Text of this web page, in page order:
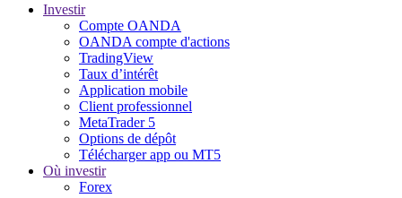
Investir
Compte OANDA
OANDA compte d'actions
TradingView
Taux d’intérêt
Application mobile
Client professionnel
MetaTrader 5
Options de dépôt
Télécharger app ou MT5
Où investir
Forex